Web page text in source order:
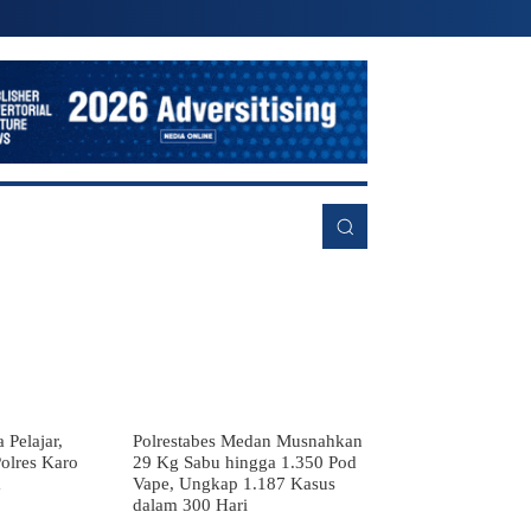
Pelajar,
Karo
Polrestabes Medan Musnahkan
29 Kg Sabu hingga 1.350 Pod
Vape, Ungkap 1.187 Kasus
dalam 300 Hari